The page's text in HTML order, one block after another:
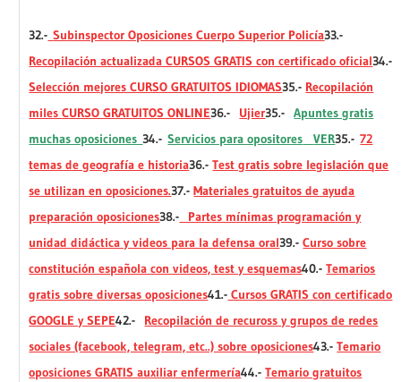
32.- Subinspector Oposiciones Cuerpo Superior Policía33.-
Recopilación actualizada CURSOS GRATIS con certificado oficial34.-
Selección mejores CURSO GRATUITOS IDIOMAS35.- Recopilación
miles CURSO GRATUITOS ONLINE36.- Ujier35.- Apuntes gratis
muchas oposiciones34.-Servicios para opositores VER35.-72
temas de geografía e historia36.-Test gratis sobre legislación que
se utilizan en oposiciones.37.-Materiales gratuitos de ayuda
preparación oposiciones38.- Partes mínimas programación y
unidad didáctica y videos para la defensa oral39.-Curso sobre
constitución española con videos, test y esquemas40.-Temarios
gratis sobre diversas oposiciones41.- Cursos GRATIS con certificado
GOOGLE y SEPE42.- Recopilación de recuross y grupos de redes
sociales (facebook, telegram, etc..) sobre oposiciones43.-Temario
oposiciones GRATIS auxiliar enfermería44.-Temario gratuitos